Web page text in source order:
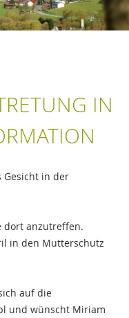
IN
Gesicht in der
dort anzutreffen.
in den Mutterschutz
auf die
und wünscht Miriam